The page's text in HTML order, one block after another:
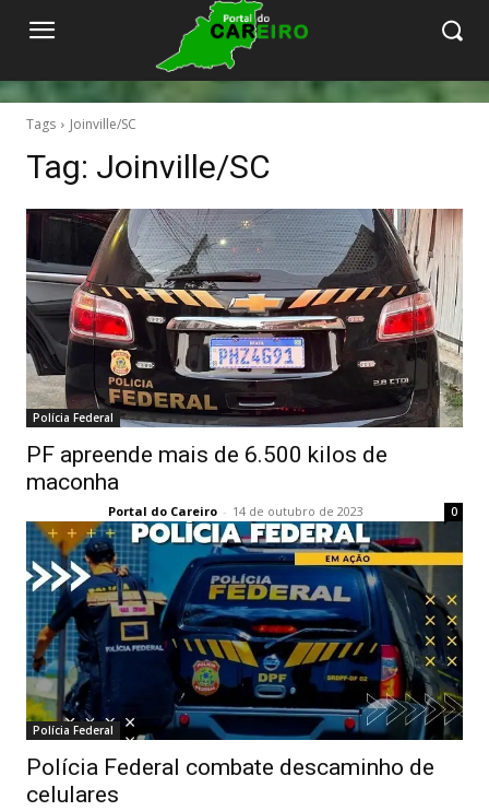
Tags Joinville/SC
Tag: Joinville/SC
Polícia Federal
PF apreende mais de 6.500 kilos de
maconha
Portal do Careiro - 14 de outubro de 2023 0
Polícia Federal
Polícia Federal combate descaminho de
celulares